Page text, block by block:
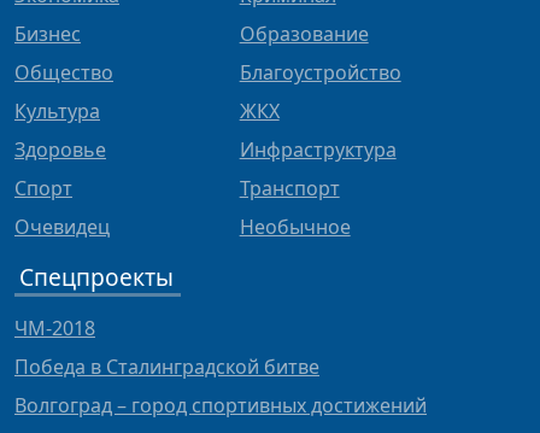
Бизнес
Общество
Культура
Здоровье
Спорт
Очевидец
Образование
Благоустройство
ЖКХ
Инфраструктура
Транспорт
Необычное
Спецпроекты
ЧМ-2018
Победа в Сталинградской битве
Волгоград – город спортивных достижений